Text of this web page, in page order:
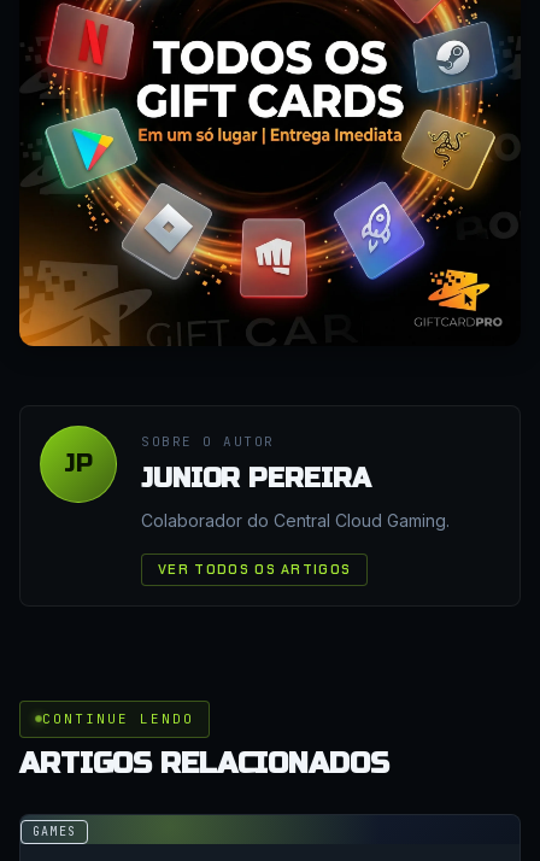
JP
SOBRE O AUTOR
JUNIOR PEREIRA
Colaborador do Central Cloud Gaming.
VER TODOS OS ARTIGOS
CONTINUE LENDO
ARTIGOS RELACIONADOS
GAMES